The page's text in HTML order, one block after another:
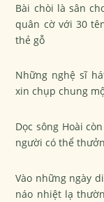
Bài chòi là sân
quân cờ với 30
thẻ gỗ
Những nghệ sĩ
xin chụp chung
Dọc sông Hoài
người có thể
Vào những ngày
náo nhiệt lạ